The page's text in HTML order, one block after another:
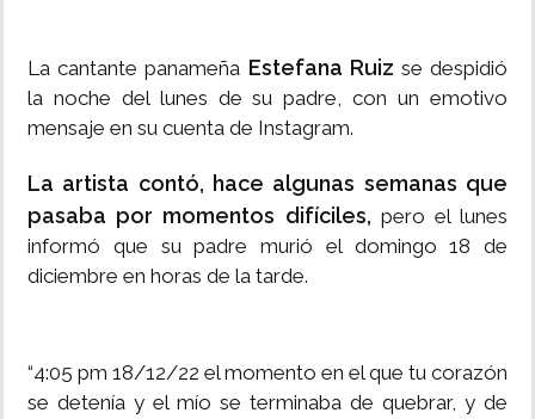
La cantante panameña Estefana Ruiz se despidió
la noche del lunes de su padre, con un emotivo
mensaje en su cuenta de Instagram.
La artista contó, hace algunas semanas que
pasaba por momentos difíciles, pero el lunes
informó que su padre murió el domingo 18 de
diciembre en horas de la tarde.
“4:05 pm 18/12/22 el momento en el que tu corazón
se detenía y el mío se terminaba de quebrar, y de